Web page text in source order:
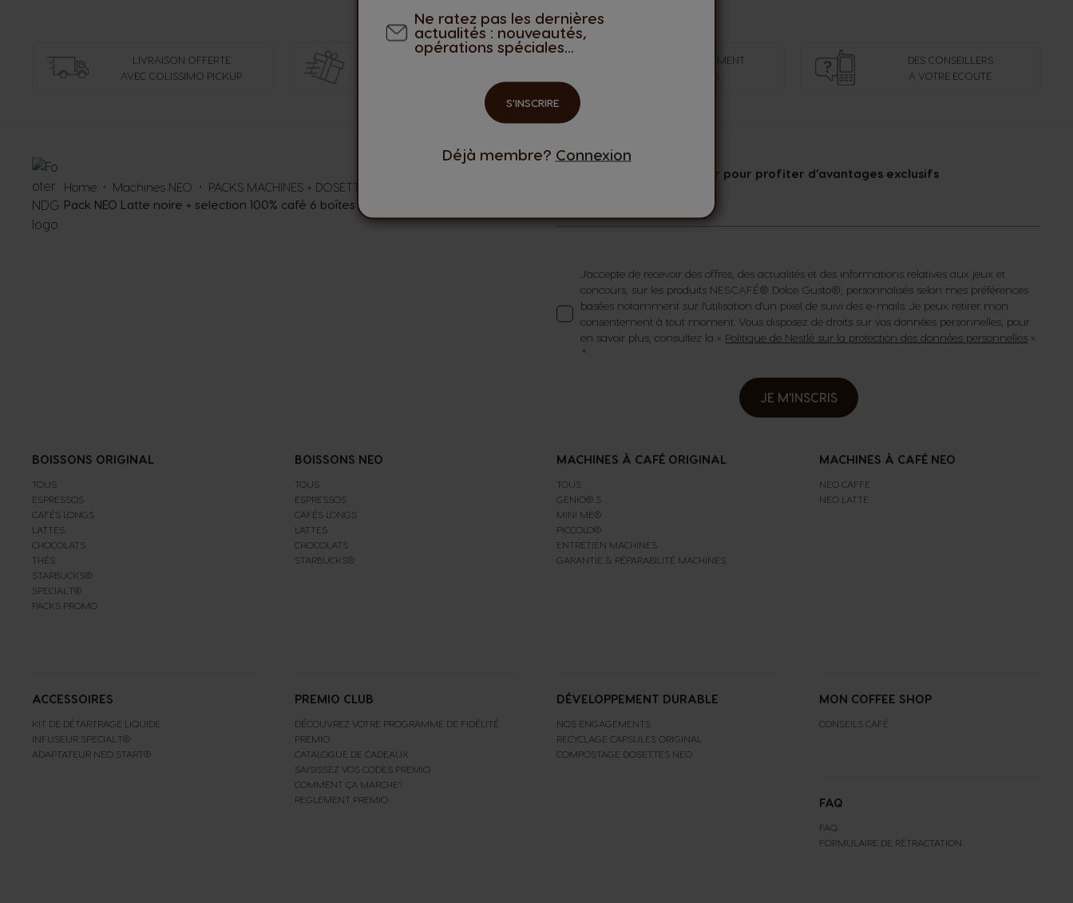
Ne ratez pas les dernières
actualités : nouveautés,
opérations spéciales...
S'INSCRIRE
Déjà membre? Connexion
LIVRAISON OFFERTE
AVEC COLISSIMO PICKUP
OFFRES
MODES DE PAIEMENT
DES CONSEILLERS
A VOTRE ECOUTE
S’abonner pour profiter d’avantages exclusifs
J'accepte de recevoir des offres, des actualités et des informations relatives aux jeux et
concours, sur les produits NESCAFÉ® Dolce Gusto®, personnalisés selon mes préférences
basées notamment sur l'utilisation d'un pixel de suivi des e-mails. Je peux retirer mon
consentement à tout moment. Vous disposez de droits sur vos données personnelles, pour
en savoir plus, consultez la « Politique de Nestlé sur la protection des données personnelles ».
JE M'INSCRIS
Home Machines NEO
PACKS MACHINES + DOSETTES
Pack NEO Latte noire + selection 100% café 6 boîtes
BOISSONS ORIGINAL
TOUS
ESPRESSOS
CAFÉS LONGS
LATTES
CHOCOLATS
THÉS
STARBUCKS®
SPECIAL.T®
PACKS PROMO
ACCESSOIRES
KIT DE DÉTARTRAGE LIQUIDE
INFUSEUR SPECIAL.T®
ADAPTATEUR NEO START®
BOISSONS NEO
TOUS
ESPRESSOS
CAFÉS LONGS
LATTES
CHOCOLATS
STARBUCKS®
PREMIO CLUB
DÉCOUVREZ VOTRE PROGRAMME DE FIDÉLITÉ
PREMIO
CATALOGUE DE CADEAUX
SAISISSEZ VOS CODES PREMIO
COMMENT ÇA MARCHE?
REGLEMENT PREMIO
MACHINES À CAFÉ ORIGINAL
TOUS
GENIO® S
MINI ME®
PICCOLO®
ENTRETIEN MACHINES
GARANTIE & RÉPARABILITÉ MACHINES
DÉVELOPPEMENT DURABLE
NOS ENGAGEMENTS
RECYCLAGE CAPSULES ORIGINAL
COMPOSTAGE DOSETTES NEO
MACHINES À CAFÉ NEO
NEO CAFFE
NEO LATTE
MON COFFEE SHOP
CONSEILS CAFÉ
FAQ
FAQ
FORMULAIRE DE RÉTRACTATION